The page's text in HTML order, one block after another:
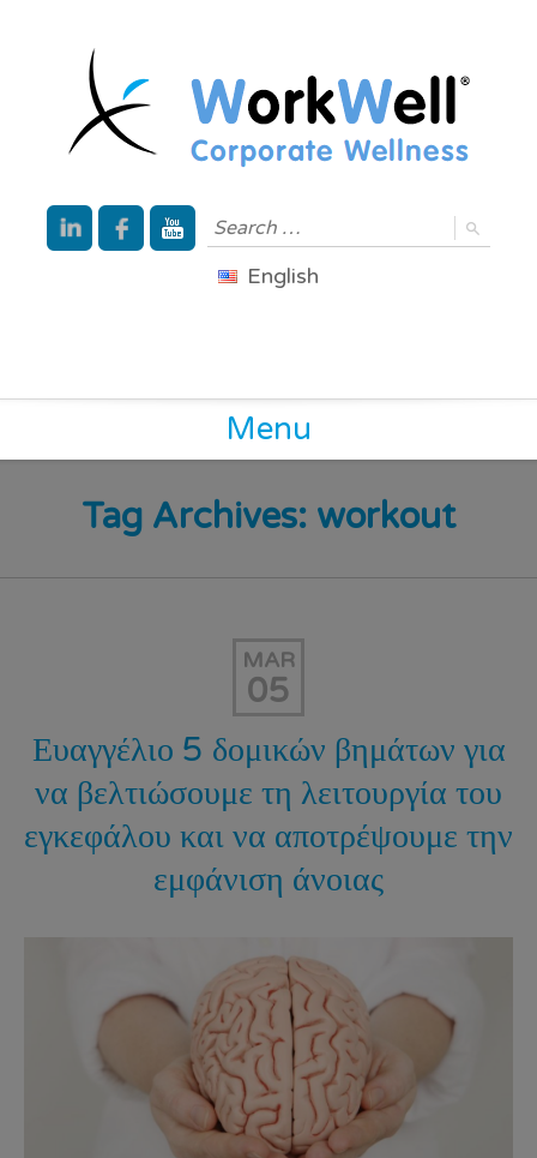
English
Menu
Tag Archives: workout
MAR
05
Ευαγγέλιο 5 δομικών βημάτων για
να βελτιώσουμε τη λειτουργία του
εγκεφάλου και να αποτρέψουμε την
εμφάνιση άνοιας